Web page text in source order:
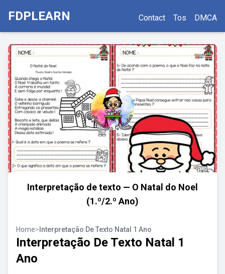
FDPLEARN Contact Tos DMCA
Interpretação de texto — O Natal do Noel
(1.º/2.º Ano)
Home> Interpretação De Texto Natal 1 Ano
Interpretação De Texto Natal 1
Ano